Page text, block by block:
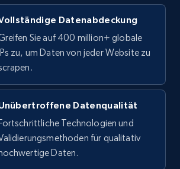
Use url, Title, Headline, Post
and more.
1.5K+ Gratis testen
- Posts
Name, Description, Date
URL, Quoted post, and more.
Datenabdeckung
Sie auf 400 million+ globale
IPs zu, um Daten von jeder Website zu
Datenqualität
Fortschrittliche Technologien und
für qualitativ
hochwertige Daten.